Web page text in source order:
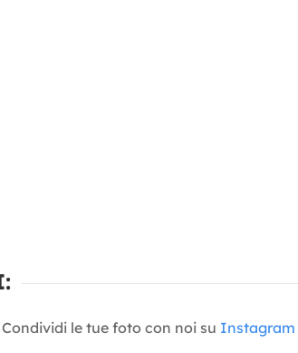
Condividi le tue foto con noi su Instagram